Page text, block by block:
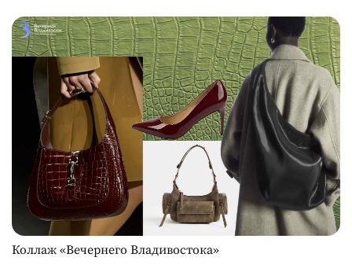
Коллаж «Вечернего Владивостока»